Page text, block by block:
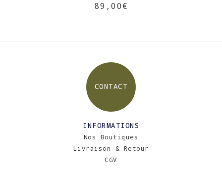
89,00€
CONTACT
INFORMATIONS
Nos Boutiques
Livraison & Retour
CGV